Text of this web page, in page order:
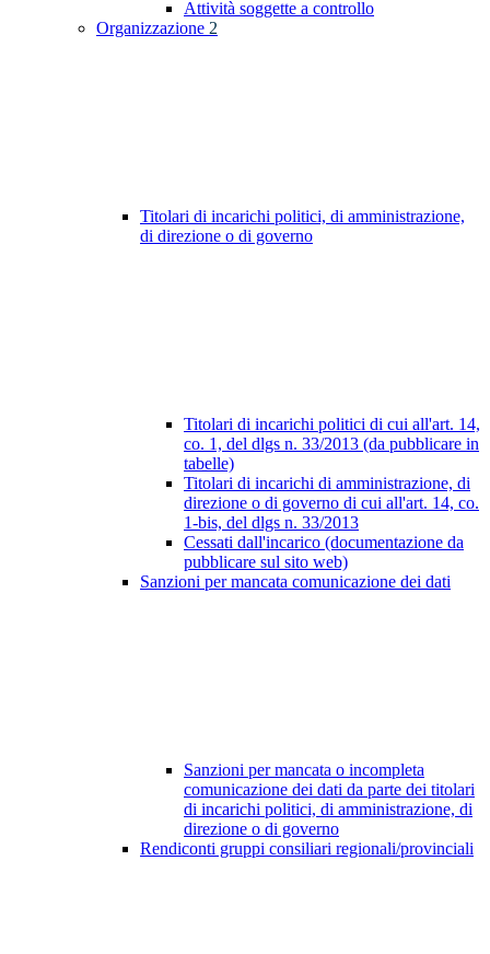
Attività soggette a controllo
Organizzazione 2
Titolari di incarichi politici, di amministrazione,
di direzione o di governo
Titolari di incarichi politici di cui all'art. 14,
co. 1, del dlgs n. 33/2013 (da pubblicare in
tabelle)
Titolari di incarichi di amministrazione, di
direzione o di governo di cui all'art. 14, co.
1-bis, del dlgs n. 33/2013
Cessati dall'incarico (documentazione da
pubblicare sul sito web)
Sanzioni per mancata comunicazione dei dati
Sanzioni per mancata o incompleta
comunicazione dei dati da parte dei titolari
di incarichi politici, di amministrazione, di
direzione o di governo
Rendiconti gruppi consiliari regionali/provinciali